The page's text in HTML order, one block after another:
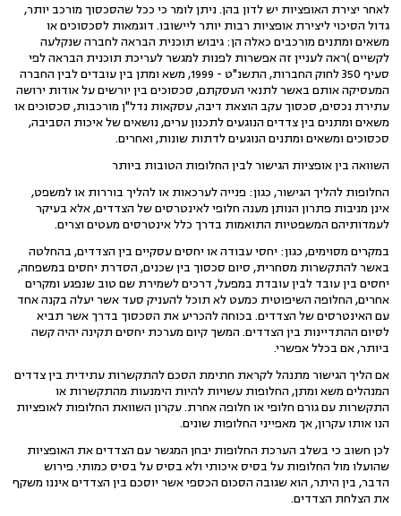
לאחר יצירת האופציות יש לדון בהן. ניתן לומר כי ככל שהסכסוך מורכב יותר,
גדול הסיכוי ליצירת אופציות רבות יותר ליישובו. דוגמאות לסכסוכים או
משאים ומתנים מורכבים כאלה הן: גיבוש תוכנית הבראה לחברה שנקלעה
לקשיים )ראה לעניין זה אפשרות לפנות למגשר לעריכת תוכנית הבראה לפי
סעיף 350 לחוק החברות, התשנ"ט - 1999, משא ומתן בין עובדים לבין החברה
המעסיקה אותם באשר לתנאי העסקתם, סכסוכים בין יורשים על אודות ירושה
עתירת נכסים, סכסוך עקב הוצאת דיבה, עסקאות נדל"ן מורכבות, סכסוכים או
משאים ומתנים בין צדדים הנוגעים לתכנון ערים, נושאים של איכות הסביבה,
סכסוכים ומשאים ומתנים הנוגעים לדתות שונות, ואחרים.
השוואה בין אופציות הגישור לבין החלופות הטובות ביותר
החלופות להליך הגישור, כגון: פנייה לערכאות או להליך בוררות או למשפט,
אינן מניבות פתרון הנותן מענה חלופי לאינטרסים של הצדדים, אלא בעיקר
לעמדותיהם המשפטיות התואמות בדרך כלל אינטרסים מעטים וצרים.
במקרים מסוימים, כגון: יחסי עבודה או יחסים עסקיים בין הצדדים, בהחלטה
באשר להתקשרות מסחרית, סיום סכסוך בין שכנים, הסדרת יחסים במשפחה,
יחסים בין עובד לבין עובדת במפעל, דרכים לשמירת שם טוב שנפגע ומקרים
אחרים, החלופה השיפוטית כמעט לא תוכל להעניק סעד אשר יעלה בקנה אחד
עם האינטרסים של הצדדים. בכוחה להכריע את הסכסוך בדרך אשר תביא
לסיום ההתדיינות בין הצדדים. המשך קיום מערכת יחסים תקינה יהיה קשה
ביותר, אם בכלל אפשרי.
אם הליך הגישור מתנהל לקראת חתימת הסכם להתקשרות עתידית בין צדדים
המנהלים משא ומתן, החלופות עשויות להיות הימנעות מהתקשרות או
התקשרות עם גורם חלופי או חלופה אחרת. עקרון השוואת החלופות לאופציות
הנו אותו עקרון, אך מאפייני החלופות שונים.
לכן חשוב כי בשלב הערכת החלופות יבחן המגשר עם הצדדים את האופציות
שהועלו מול החלופות על בסיס איכותי ולא בסיס על בסיס כמותי. פירוש
הדבר, בין היתר, הוא שגובה הסכום הכספי אשר יוסכם בין הצדדים איננו משקף
את הצלחת הצדדים.